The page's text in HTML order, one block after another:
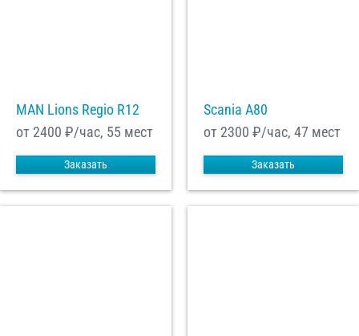
MAN Lions Regio R12
от 2400 ₽/час, 55 мест
Заказать
Scania A80
от 2300 ₽/час, 47 мест
Заказать